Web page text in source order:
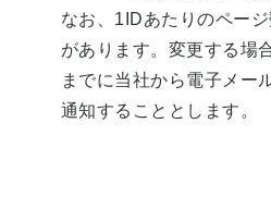
なお、1IDあたりのペー
があります。変更する場
までに当社から電子メー
通知することとします。